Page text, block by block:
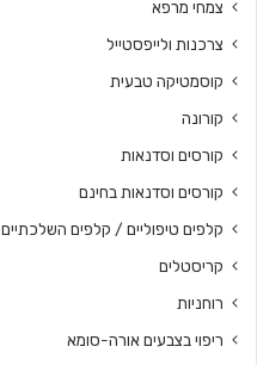
צמחי מרפא
צרכנות ולייפסטייל
קוסמטיקה טבעית
קורונה
קורסים וסדנאות
קורסים וסדנאות בחינם
קלפים טיפוליים / קלפים השלכתיים
קריסטלים
רוחניות
ריפוי בצבעים אורה-סומא